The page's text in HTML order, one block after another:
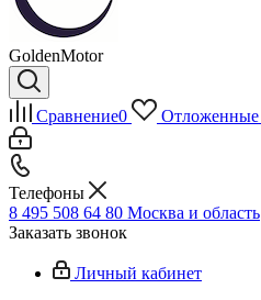
GoldenMotor
Сравнение0 Отложенные
Телефоны
8 495 508 64 80 Москва и область
Заказать звонок
Личный кабинет